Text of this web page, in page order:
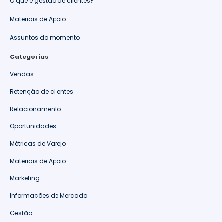
Materiais de Apoio
Assuntos do momento
Categorias
Vendas
Retenção de clientes
Relacionamento
Oportunidades
Métricas de Varejo
Materiais de Apoio
Marketing
Informações de Mercado
Gestão